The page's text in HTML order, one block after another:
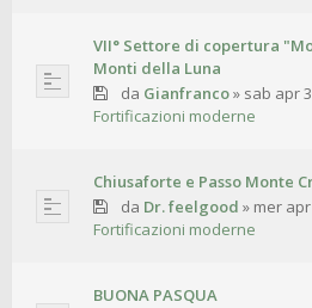
VII° Settore di copertura
Monti della Luna
da Gianfranco» sab apr
Fortificazioni moderne
Chiusaforte e Passo Monte
da Dr. feelgood » mer apr
Fortificazioni moderne
BUONA PASQUA